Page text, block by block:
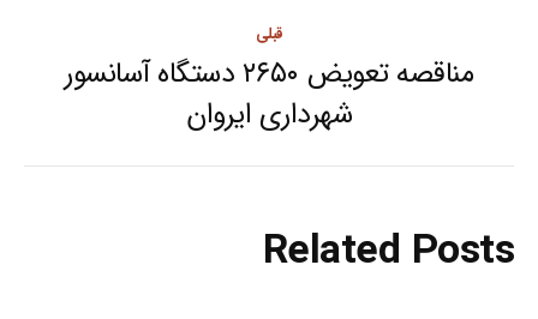
قبلی
post:
مناقصه تعویض ۲۶۵۰ دستگاه آسانسور
شهرداری ایروان
Related Posts